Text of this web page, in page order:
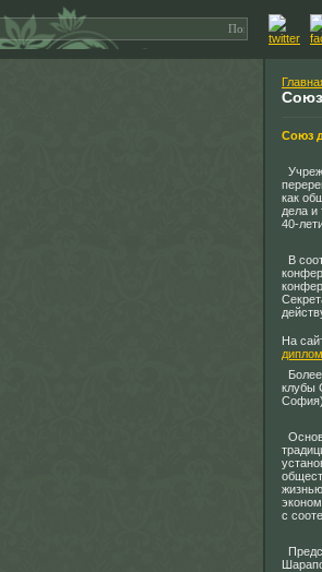
Союз
как
дела и
40-
В
На
клубы
с